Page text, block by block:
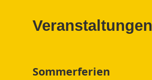
Veranstaltungen
Sommerferien